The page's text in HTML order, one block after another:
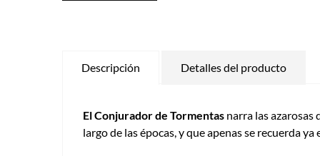
Descripción Detalles del producto
El Conjurador de Tormentas narra las azarosas
largo de las épocas, y que apenas se recuerda